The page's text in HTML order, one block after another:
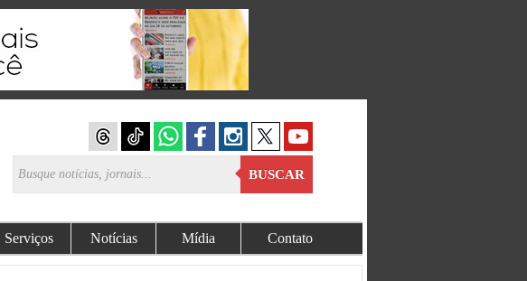
BUSCAR
Serviços Notícias Mídia Contato